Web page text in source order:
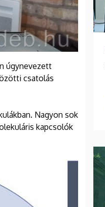
úgynevezett
csatolás
Nagyon sok
kapcsolók